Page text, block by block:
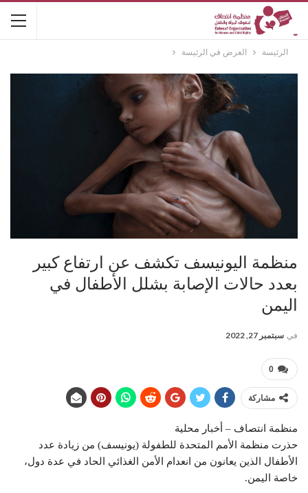
الرئيسة العرض في الرئيسة
منظمة اليونيسف تكشف عن ارتفاع كبير
بعدد حالات الإصابة بشلل الأطفال في
اليمن
في سبتمبر 27, 2022
0
مشاركة
منظمة انتصاف – أخبار محلية
حذرت منظمة الأمم المتحدة للطفولة (يونيسف) من زيادة عدد
الأطفال الذين يعانون من انعدام الأمن الغذائي الحاد في عدة دول،
خاصة اليمن.